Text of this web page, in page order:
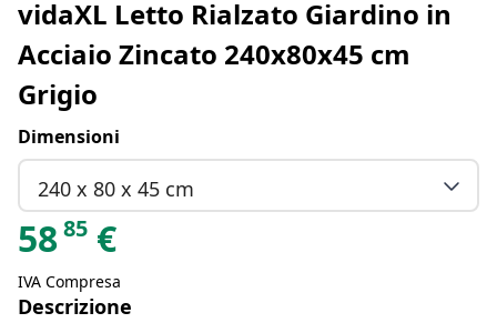
vidaXL Letto Rialzato Giardino in
Acciaio Zincato 240x80x45 cm
Grigio
Dimensioni
240 x 80 x 45 cm
5885 €
IVA Compresa
Descrizione